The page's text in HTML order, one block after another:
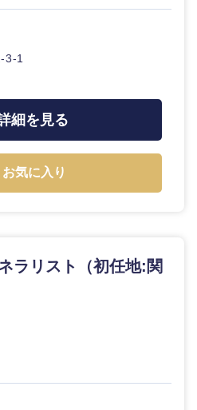
3-1
細を見る
お気に入り
ラリスト（初任地:関